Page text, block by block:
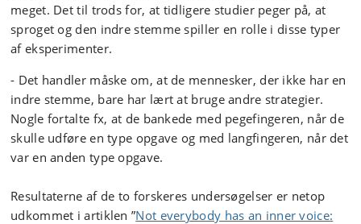
meget. Det til trods for, at tidligere studier peger på, at
sproget og den indre stemme spiller en rolle i disse typer
af eksperimenter.
- Det handler måske om, at de mennesker, der ikke har en
indre stemme, bare har lært at bruge andre strategier.
Nogle fortalte fx, at de bankede med pegefingeren, når de
skulle udføre en type opgave og med langfingeren, når det
var en anden type opgave.
Resultaterne af de to forskeres undersøgelser er netop
udkommet i artiklen ”Not everybody has an inner voice: